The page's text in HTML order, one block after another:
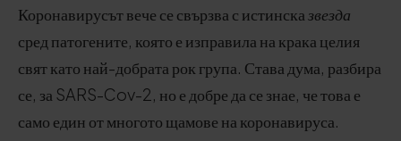
Коронавирусът вече се свързва с истинсказвезда
сред патогените, която е изправила на крака целия
свят като най-добрата рок група. Става дума, разбира
се, за SARS-Cov-2, но е добре да се знае, че това е
само един от многото щамове на коронавируса.